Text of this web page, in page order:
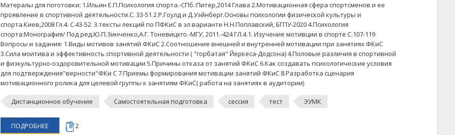
Матералы для поготовки: 1.Ильин Е.П.Психология спорта.-СПб.:Питер,2014 Глава 2.Мотивационная сфера спортсменов и ее
проявление в спортивной деятельности.С. 33-51 2.Р.Гоулд и Д.Уэйнберг.Основы психологии физической культуры и
спорта.Киев,2008 Гл.4. С.43-52. 3.тексты лекций по ПФКиС в эл.варианте Н.Н.Поплавский, БГПУ-2020 4.Психология
спорта:Монография/ Под ред.Ю.П.Зинченко,А.Г. Тоневицкго.-МГУ, 2011.-424 ГЛ.4.1. Изучение мотивции в спорте С.107-119
Вопросы и задания: 1.Виды мотивов занятий ФКиС 2.Соотношение внешней и внутренней мотивации при занятиях ФКиС
3.Сила моитива и эффективность спортивной деятельности ( "горбатая" Йеркеса-Додсона) 4.Половые различия в спортивной
и физкультурно-оздоровительной мотивации 5.Причины отказа от занятий ФКиС 6.Как создавать психологические условия
для подтверждения"верности"ФКи С 7.Приемы формирования мотивации занятий ФКиС 8.Разработка сценария
мотивационного ролика для целевой группы к занятиям ФКиС( работа на занятиях в аудитории)
Дистанционное обучение Самостоятельная подготовка сессия тест ЭУМК
ПОДРОБНЕЕ 2